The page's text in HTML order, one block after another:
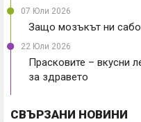
07 Юли 2026
Защо мозъкът ни
22 Юли 2026
Прасковите – вкусни
за здравето
СВЪРЗАНИ НОВИНИ